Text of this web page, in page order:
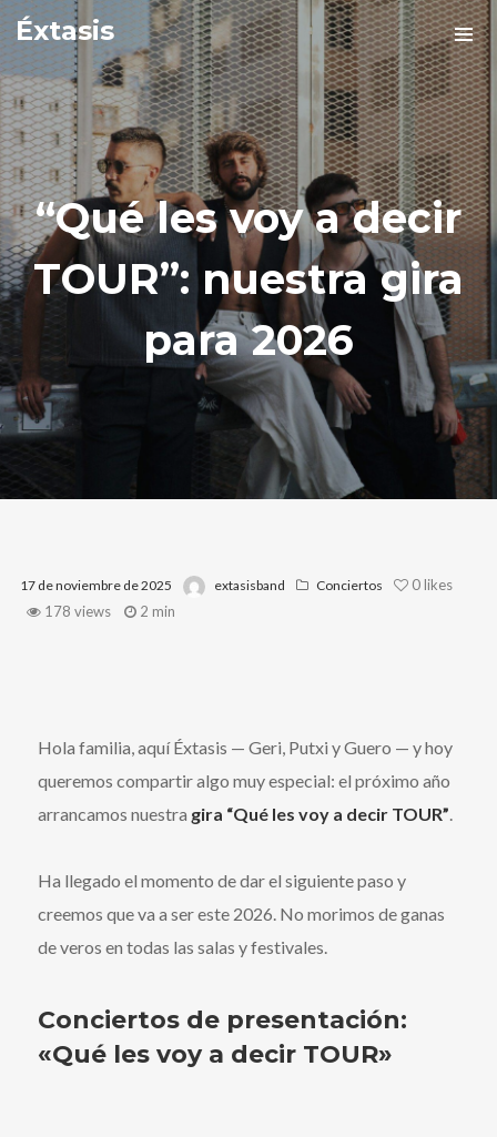
Éxtasis
“Qué les voy a decir
TOUR”: nuestra gira
para 2026
17 de noviembre de 2025 extasisband Conciertos 0 likes
178 views
2 min
Hola familia, aquí Éxtasis — Geri, Putxi y Guero — y hoy
queremos compartir algo muy especial: el próximo año
arrancamos nuestra gira “Qué les voy a decir TOUR”.
Ha llegado el momento de dar el siguiente paso y
creemos que va a ser este 2026. No morimos de ganas
de veros en todas las salas y festivales.
Conciertos de presentación:
«Qué les voy a decir TOUR»